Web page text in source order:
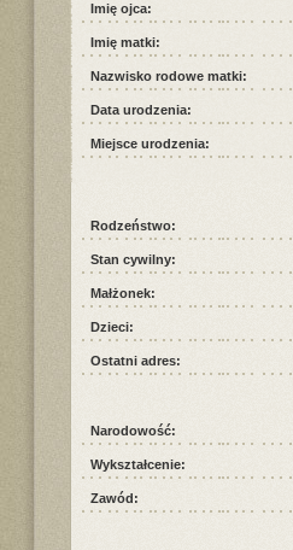
Imię ojca:
Imię matki:
Nazwisko rodowe matki:
Data urodzenia:
Miejsce urodzenia:
Rodzeństwo:
Stan cywilny:
Małżonek:
Dzieci:
Ostatni adres:
Narodowość:
Wykształcenie:
Zawód: